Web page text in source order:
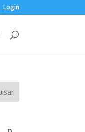
Login